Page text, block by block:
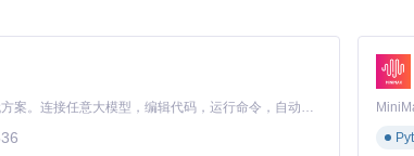
建并使用
Claude Code 的开源替代方案。连接任意大模型，编辑代码，运行命令，自动验证 — 全自动执行。用 Rust 构建，极致性能。 ｜ An open-source alternative to Claude Code. Connect any LLM, edit code, run commands, and verify changes — autonomously. Built in Rust for speed. Get Started